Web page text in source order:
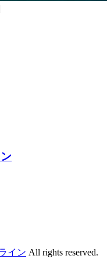
イン All rights reserved.